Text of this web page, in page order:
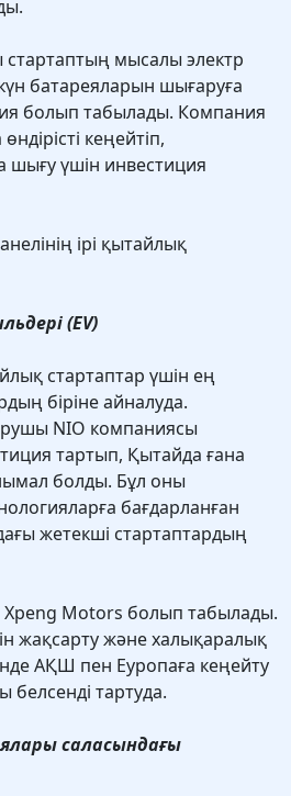
стартаптың мысалы электр
батареяларын шығаруға
болып табылады. Компания
кеңейтіп,
шығу үшін инвестиция
ірі қытайлық
(EV)
стартаптар үшін ең
біріне айналуда.
NIO компаниясы
тартып, Қытайда ғана
болды. Бұл оны
бағдарланған
жетекші стартаптардың
Xpeng Motors болып табылады.
жақсарту және халықаралық
АҚШ пен Еуропаға кеңейту
белсенді тартуда.
саласындағы